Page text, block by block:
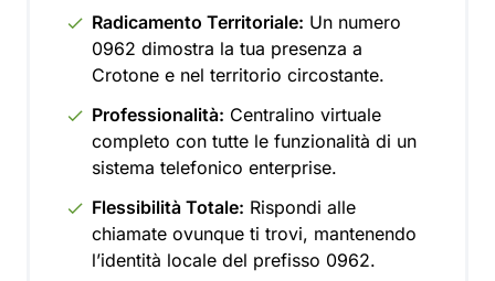
Radicamento Territoriale: Un numero
0962 dimostra la tua presenza a
Crotone e nel territorio circostante.
Professionalità: Centralino virtuale
completo con tutte le funzionalità di un
sistema telefonico enterprise.
Flessibilità Totale: Rispondi alle
chiamate ovunque ti trovi, mantenendo
l’identità locale del prefisso 0962.